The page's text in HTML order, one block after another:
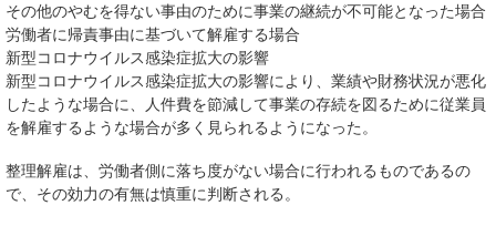
その他のやむを得ない事由のために事業の継続が不可能となった場合
労働者に帰責事由に基づいて解雇する場合
新型コロナウイルス感染症拡大の影響
新型コロナウイルス感染症拡大の影響により、業績や財務状況が悪化
したような場合に、人件費を節減して事業の存続を図るために従業員
を解雇するような場合が多く見られるようになった。
整理解雇は、労働者側に落ち度がない場合に行われるものであるの
で、その効力の有無は慎重に判断される。